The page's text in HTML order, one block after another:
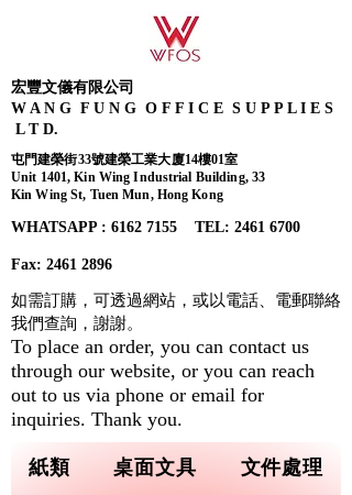
宏豐文儀有限公司
W A N G F U N G O F F I C E S U P P L I E S
L T D.
屯門建榮街33號建榮工業大廈14樓01室
Unit 1401, Kin Wing Industrial Building, 33
Kin Wing St, Tuen Mun, Hong Kong
WHATSAPP : 6162 7155​ TEL: 2461 6700
Fax: 2461 2896
紙類 桌面文具 文件處理
如需訂購，可透過網站，或以電話、電郵聯絡
我們查詢， 謝謝。
To place an order, you can contact us
through our website, or you can reach
out to us via phone or email for
inquiries. Thank you.